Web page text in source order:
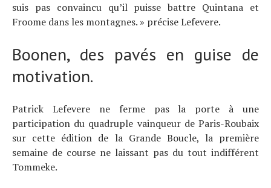
suis pas convaincu qu’il puisse battre Quintana et
Froome dans les montagnes. » précise Lefevere.
Boonen, des pavés en guise de
motivation.
Patrick Lefevere ne ferme pas la porte à une
participation du quadruple vainqueur de Paris-Roubaix
sur cette édition de la Grande Boucle, la première
semaine de course ne laissant pas du tout indifférent
Tommeke.